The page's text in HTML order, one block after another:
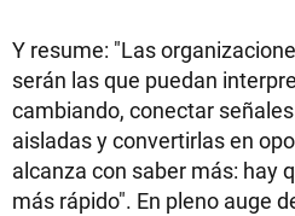
Y resume: "Las
serán las que puedan
cambiando, conectar
aisladas y convertirlas en
alcanza con saber más: hay
más rápido". En pleno auge